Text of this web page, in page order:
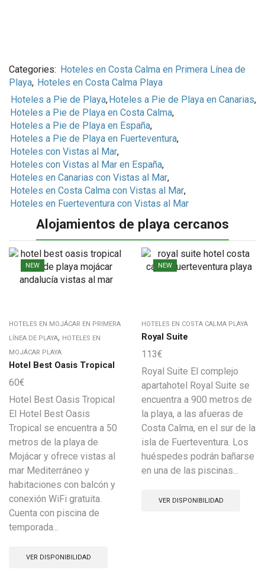
Categories: Hoteles en Costa Calma en Primera Línea de
Playa, Hoteles en Costa Calma Playa
Hoteles a Pie de Playa,Hoteles a Pie de Playa en Canarias,
Hoteles a Pie de Playa en Costa Calma,
Hoteles a Pie de Playa en España,
Hoteles a Pie de Playa en Fuerteventura,
Hoteles con Vistas al Mar,
Hoteles con Vistas al Mar en España,
Hoteles en Canarias con Vistas al Mar,
Hoteles en Costa Calma con Vistas al Mar,
Hoteles en Fuerteventura con Vistas al Mar
Alojamientos de playa cercanos
NEW
HOTELES EN MOJÁCAR EN PRIMERA
LÍNEA DE PLAYA, HOTELES EN
MOJÁCAR PLAYA
Hotel Best Oasis Tropical
60€
Hotel Best Oasis Tropical
El Hotel Best Oasis
Tropical se encuentra a 50
metros de la playa de
Mojácar y ofrece vistas al
mar Mediterráneo y
habitaciones con balcón y
conexión WiFi gratuita.
Cuenta con piscina de
temporada...
VER DISPONIBILIDAD
NEW
HOTELES EN COSTA CALMA PLAYA
Royal Suite
113€
Royal Suite El complejo
apartahotel Royal Suite se
encuentra a 900 metros de
la playa, a las afueras de
Costa Calma, en el sur de la
isla de Fuerteventura. Los
huéspedes podrán bañarse
en una de las piscinas...
VER DISPONIBILIDAD